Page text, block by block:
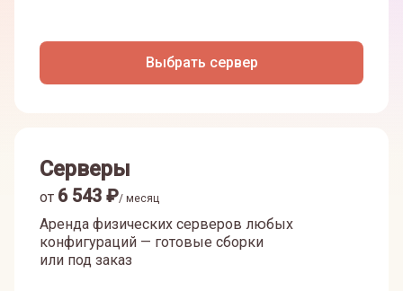
Выбрать сервер
Серверы
от 6 543 ₽/ месяц
Аренда физических серверов любых
конфигураций — готовые сборки
или под заказ